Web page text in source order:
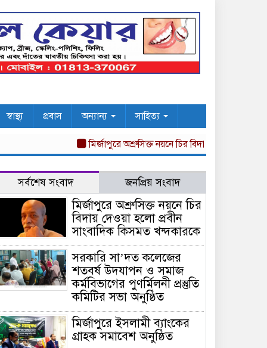
স্বাস্থ্য প্রবাস অন্যান্য সাহিত্য
মির্জাপুরে অশ্রুসিক্ত নয়নে চির বিদায় দেওয়া হলো প্রবীন
সর্বশেষ সংবাদ জনপ্রিয় সংবাদ
মির্জাপুরে অশ্রুসিক্ত নয়নে চির
বিদায় দেওয়া হলো প্রবীন
সাংবাদিক কিসমত খন্দকারকে
সরকারি সা’দত কলেজের
শতবর্ষ উদযাপন ও সমাজ
কর্মবিভাগের পুণর্মিলনী প্রস্তুতি
কমিটির সভা অনুষ্ঠিত
মির্জাপুরে ইসলামী ব্যাংকের
গ্রাহক সমাবেশ অনুষ্ঠিত